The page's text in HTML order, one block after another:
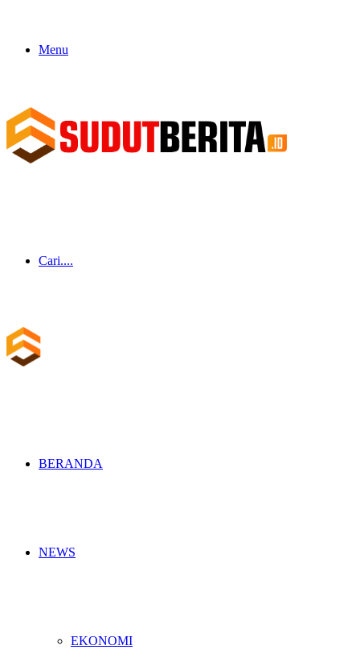
Menu
Cari....
BERANDA
NEWS
EKONOMI